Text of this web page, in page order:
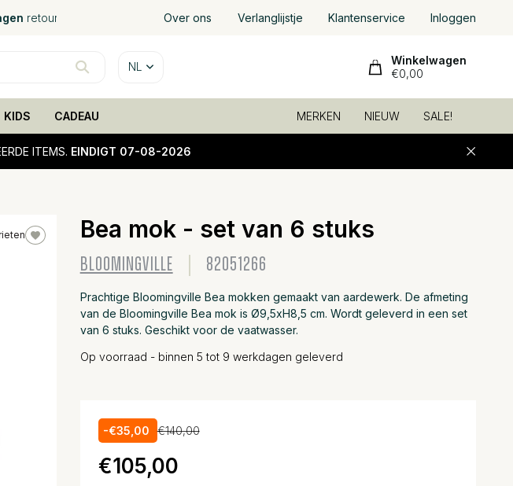
retour Over ons Verlanglijstje Klantenservice Inloggen
NL
Winkelwagen
€0,00
KIDS CADEAU MERKEN NIEUW SALE!
ITEMS. EINDIGT 07-08-2026
25%
sale
Bea mok - set van 6 stuks
BLOOMINGVILLE 82051266
Prachtige Bloomingville Bea mokken gemaakt van aardewerk. De afmeting
van de Bloomingville Bea mok is Ø9,5xH8,5 cm. Wordt geleverd in een set
van 6 stuks. Geschikt voor de vaatwasser.
Op voorraad - binnen 5 tot 9 werkdagen geleverd
-€35,00 €140,00
€105,00